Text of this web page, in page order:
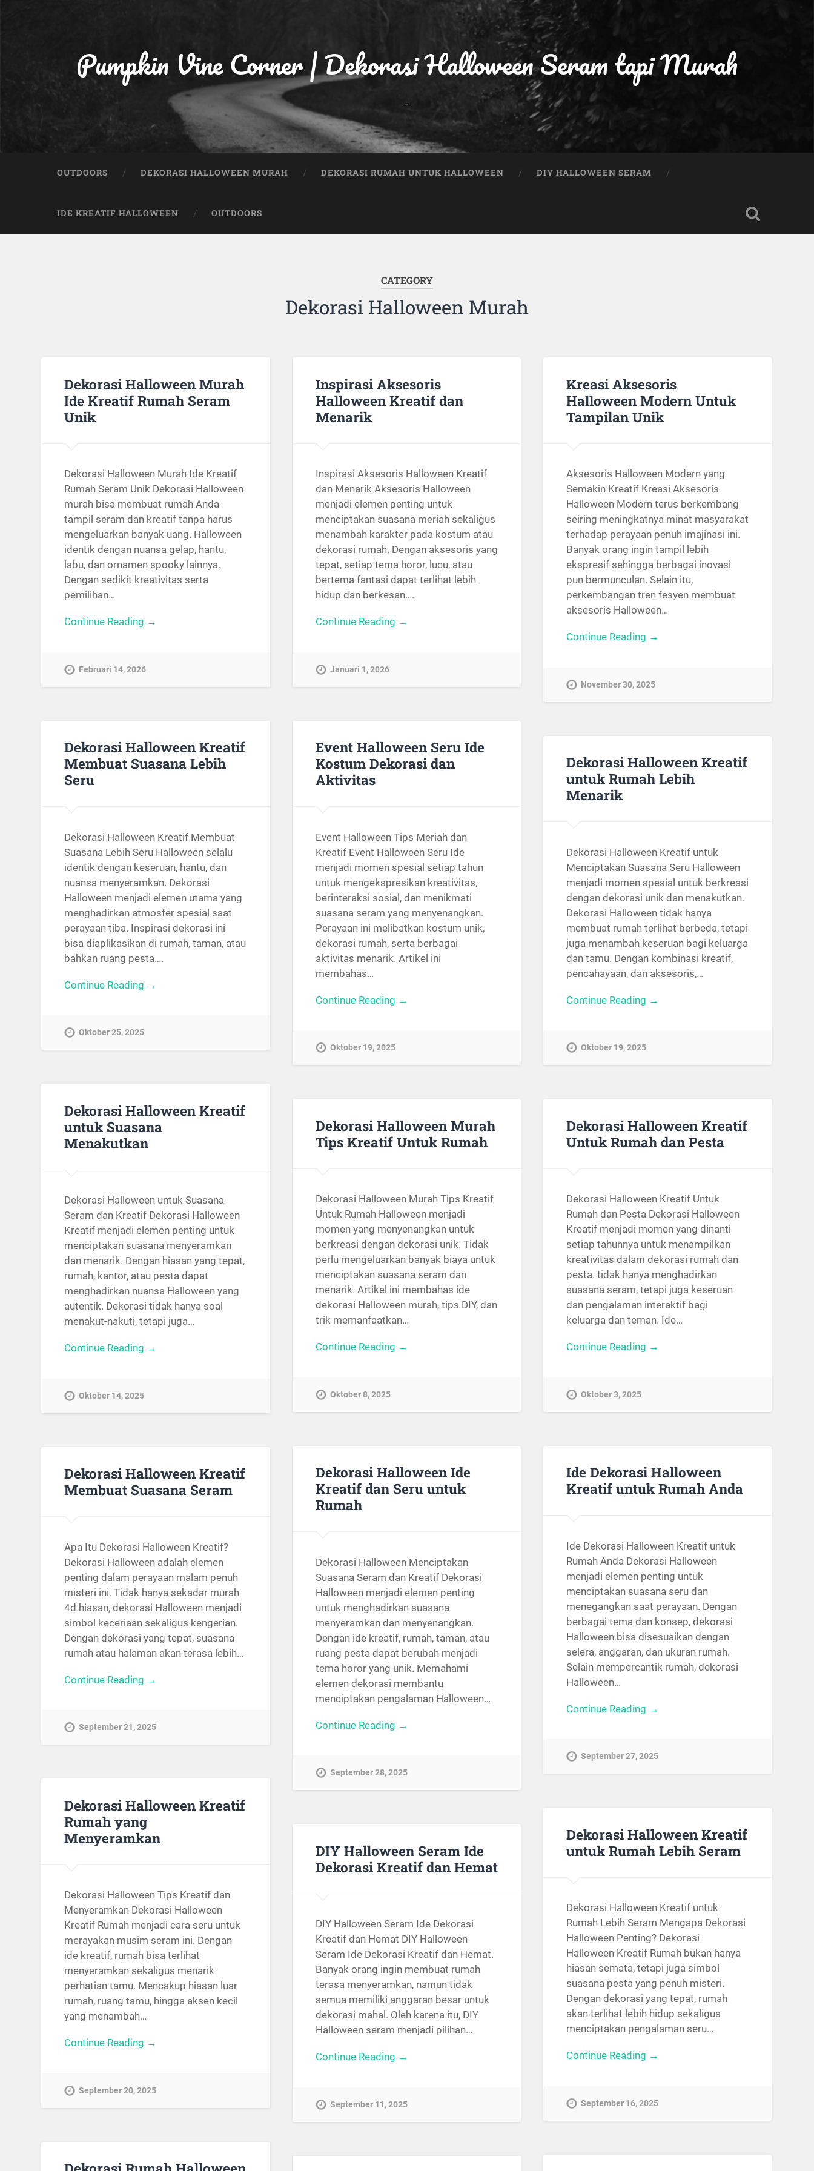
Pumpkin Vine Corner | Dekorasi Halloween Seram tapi Murah
-
OUTDOORS DEKORASI HALLOWEEN MURAH DEKORASI RUMAH UNTUK HALLOWEEN DIY HALLOWEEN SERAM
IDE KREATIF HALLOWEEN OUTDOORS
CATEGORY
Dekorasi Halloween Murah
Dekorasi Halloween Murah
Ide Kreatif Rumah Seram
Unik
Dekorasi Halloween Murah Ide Kreatif
Rumah Seram Unik Dekorasi Halloween
murah bisa membuat rumah Anda
tampil seram dan kreatif tanpa harus
mengeluarkan banyak uang. Halloween
identik dengan nuansa gelap, hantu,
labu, dan ornamen spooky lainnya.
Dengan sedikit kreativitas serta
pemilihan…
Continue Reading →
Februari 14, 2026
Inspirasi Aksesoris
Halloween Kreatif dan
Menarik
Inspirasi Aksesoris Halloween Kreatif
dan Menarik Aksesoris Halloween
menjadi elemen penting untuk
menciptakan suasana meriah sekaligus
menambah karakter pada kostum atau
dekorasi rumah. Dengan aksesoris yang
tepat, setiap tema horor, lucu, atau
bertema fantasi dapat terlihat lebih
hidup dan berkesan….
Continue Reading →
Januari 1, 2026
Kreasi Aksesoris
Halloween Modern Untuk
Tampilan Unik
Aksesoris Halloween Modern yang
Semakin Kreatif Kreasi Aksesoris
Halloween Modern terus berkembang
seiring meningkatnya minat masyarakat
terhadap perayaan penuh imajinasi ini.
Banyak orang ingin tampil lebih
ekspresif sehingga berbagai inovasi
pun bermunculan. Selain itu,
perkembangan tren fesyen membuat
aksesoris Halloween…
Continue Reading →
November 30, 2025
Dekorasi Halloween Kreatif
Membuat Suasana Lebih
Seru
Dekorasi Halloween Kreatif Membuat
Suasana Lebih Seru Halloween selalu
identik dengan keseruan, hantu, dan
nuansa menyeramkan. Dekorasi
Halloween menjadi elemen utama yang
menghadirkan atmosfer spesial saat
perayaan tiba. Inspirasi dekorasi ini
bisa diaplikasikan di rumah, taman, atau
bahkan ruang pesta….
Continue Reading →
Oktober 25, 2025
Event Halloween Seru Ide
Kostum Dekorasi dan
Aktivitas
Event Halloween Tips Meriah dan
Kreatif Event Halloween Seru Ide
menjadi momen spesial setiap tahun
untuk mengekspresikan kreativitas,
berinteraksi sosial, dan menikmati
suasana seram yang menyenangkan.
Perayaan ini melibatkan kostum unik,
dekorasi rumah, serta berbagai
aktivitas menarik. Artikel ini
membahas…
Continue Reading →
Oktober 19, 2025
Dekorasi Halloween Kreatif
untuk Rumah Lebih
Menarik
Dekorasi Halloween Kreatif untuk
Menciptakan Suasana Seru Halloween
menjadi momen spesial untuk berkreasi
dengan dekorasi unik dan menakutkan.
Dekorasi Halloween tidak hanya
membuat rumah terlihat berbeda, tetapi
juga menambah keseruan bagi keluarga
dan tamu. Dengan kombinasi kreatif,
pencahayaan, dan aksesoris,…
Continue Reading →
Oktober 19, 2025
Dekorasi Halloween Kreatif
untuk Suasana
Menakutkan
Dekorasi Halloween untuk Suasana
Seram dan Kreatif Dekorasi Halloween
Kreatif menjadi elemen penting untuk
menciptakan suasana menyeramkan
dan menarik. Dengan hiasan yang tepat,
rumah, kantor, atau pesta dapat
menghadirkan nuansa Halloween yang
autentik. Dekorasi tidak hanya soal
menakut-nakuti, tetapi juga…
Continue Reading →
Oktober 14, 2025
Dekorasi Halloween Murah
Tips Kreatif Untuk Rumah
Dekorasi Halloween Murah Tips Kreatif
Untuk Rumah Halloween menjadi
momen yang menyenangkan untuk
berkreasi dengan dekorasi unik. Tidak
perlu mengeluarkan banyak biaya untuk
menciptakan suasana seram dan
menarik. Artikel ini membahas ide
dekorasi Halloween murah, tips DIY, dan
trik memanfaatkan…
Continue Reading →
Oktober 8, 2025
Dekorasi Halloween Kreatif
Untuk Rumah dan Pesta
Dekorasi Halloween Kreatif Untuk
Rumah dan Pesta Dekorasi Halloween
Kreatif menjadi momen yang dinanti
setiap tahunnya untuk menampilkan
kreativitas dalam dekorasi rumah dan
pesta. tidak hanya menghadirkan
suasana seram, tetapi juga keseruan
dan pengalaman interaktif bagi
keluarga dan teman. Ide…
Continue Reading →
Oktober 3, 2025
Dekorasi Halloween Ide
Kreatif dan Seru untuk
Rumah
Dekorasi Halloween Menciptakan
Suasana Seram dan Kreatif Dekorasi
Halloween menjadi elemen penting
untuk menghadirkan suasana
menyeramkan dan menyenangkan.
Dengan ide kreatif, rumah, taman, atau
ruang pesta dapat berubah menjadi
tema horor yang unik. Memahami
elemen dekorasi membantu
menciptakan pengalaman Halloween…
Continue Reading →
September 28, 2025
Ide Dekorasi Halloween
Kreatif untuk Rumah Anda
Ide Dekorasi Halloween Kreatif untuk
Rumah Anda Dekorasi Halloween
menjadi elemen penting untuk
menciptakan suasana seru dan
menegangkan saat perayaan. Dengan
berbagai tema dan konsep, dekorasi
Halloween bisa disesuaikan dengan
selera, anggaran, dan ukuran rumah.
Selain mempercantik rumah, dekorasi
Halloween…
Continue Reading →
September 27, 2025
Dekorasi Halloween Kreatif
Membuat Suasana Seram
Apa Itu Dekorasi Halloween Kreatif?
Dekorasi Halloween adalah elemen
penting dalam perayaan malam penuh
misteri ini. Tidak hanya sekadar murah
4d hiasan, dekorasi Halloween menjadi
simbol keceriaan sekaligus kengerian.
Dengan dekorasi yang tepat, suasana
rumah atau halaman akan terasa lebih…
Continue Reading →
September 21, 2025
Dekorasi Halloween Kreatif
Rumah yang
Menyeramkan
Dekorasi Halloween Tips Kreatif dan
Menyeramkan Dekorasi Halloween
Kreatif Rumah menjadi cara seru untuk
merayakan musim seram ini. Dengan
ide kreatif, rumah bisa terlihat
menyeramkan sekaligus menarik
perhatian tamu. Mencakup hiasan luar
rumah, ruang tamu, hingga aksen kecil
yang menambah…
Continue Reading →
September 20, 2025
Dekorasi Halloween Kreatif
untuk Rumah Lebih Seram
Dekorasi Halloween Kreatif untuk
Rumah Lebih Seram Mengapa Dekorasi
Halloween Penting? Dekorasi
Halloween Kreatif Rumah bukan hanya
hiasan semata, tetapi juga simbol
suasana pesta yang penuh misteri.
Dengan dekorasi yang tepat, rumah
akan terlihat lebih hidup sekaligus
menciptakan pengalaman seru…
Continue Reading →
September 16, 2025
DIY Halloween Seram Ide
Dekorasi Kreatif dan Hemat
DIY Halloween Seram Ide Dekorasi
Kreatif dan Hemat DIY Halloween
Seram Ide Dekorasi Kreatif dan Hemat.
Banyak orang ingin membuat rumah
terasa menyeramkan, namun tidak
semua memiliki anggaran besar untuk
dekorasi mahal. Oleh karena itu, DIY
Halloween seram menjadi pilihan…
Continue Reading →
September 11, 2025